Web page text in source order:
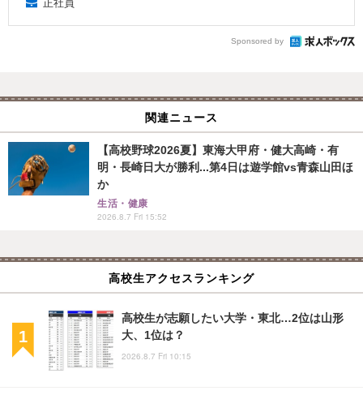
正社員
Sponsored by
関連ニュース
【高校野球2026夏】東海大甲府・健大高崎・有
明・長崎日大が勝利...第4日は遊学館vs青森山田ほ
か
生活・健康
2026.8.7 Fri 15:52
高校生アクセスランキング
高校生が志願したい大学・東北…2位は山形
大、1位は？
2026.8.7 Fri 10:15